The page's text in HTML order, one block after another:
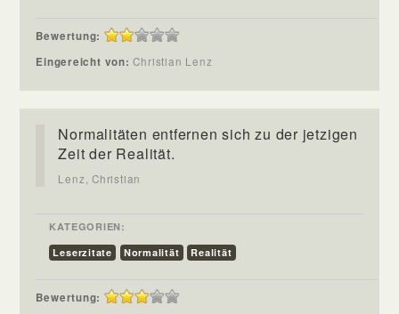
Bewertung:
Eingereicht von:Christian Lenz
Normalitäten entfernen sich zu der jetzigen
Zeit der Realität.
Lenz, Christian
KATEGORIEN:
Leserzitate
Normalität Realität
Bewertung: